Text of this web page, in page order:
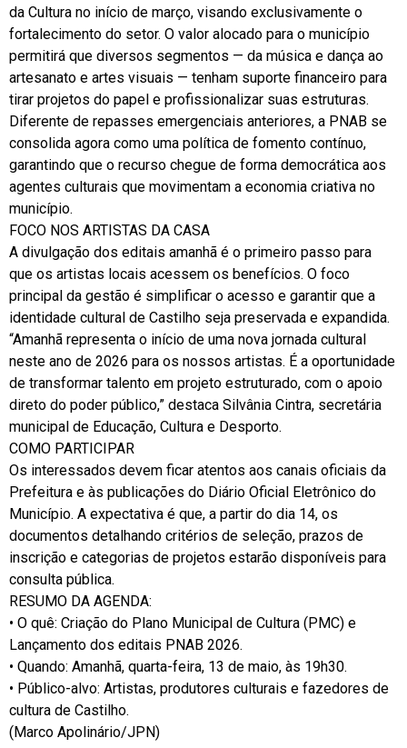
da Cultura no início de março, visando exclusivamente o
fortalecimento do setor. O valor alocado para o município
permitirá que diversos segmentos — da música e dança ao
artesanato e artes visuais — tenham suporte financeiro para
tirar projetos do papel e profissionalizar suas estruturas.
Diferente de repasses emergenciais anteriores, a PNAB se
consolida agora como uma política de fomento contínuo,
garantindo que o recurso chegue de forma democrática aos
agentes culturais que movimentam a economia criativa no
município.
FOCO NOS ARTISTAS DA CASA
A divulgação dos editais amanhã é o primeiro passo para
que os artistas locais acessem os benefícios. O foco
principal da gestão é simplificar o acesso e garantir que a
identidade cultural de Castilho seja preservada e expandida.
“Amanhã representa o início de uma nova jornada cultural
neste ano de 2026 para os nossos artistas. É a oportunidade
de transformar talento em projeto estruturado, com o apoio
direto do poder público,” destaca Silvânia Cintra, secretária
municipal de Educação, Cultura e Desporto.
COMO PARTICIPAR
Os interessados devem ficar atentos aos canais oficiais da
Prefeitura e às publicações do Diário Oficial Eletrônico do
Município. A expectativa é que, a partir do dia 14, os
documentos detalhando critérios de seleção, prazos de
inscrição e categorias de projetos estarão disponíveis para
consulta pública.
RESUMO DA AGENDA:
• O quê: Criação do Plano Municipal de Cultura (PMC) e
Lançamento dos editais PNAB 2026.
• Quando: Amanhã, quarta-feira, 13 de maio, às 19h30.
• Público-alvo: Artistas, produtores culturais e fazedores de
cultura de Castilho.
(Marco Apolinário/JPN)